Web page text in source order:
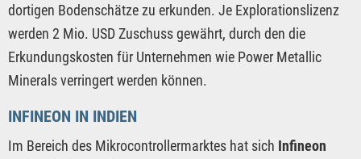
dortigen Bodenschätze zu erkunden. Je Explorationslizenz
werden 2 Mio. USD Zuschuss gewährt, durch den die
Erkundungskosten für Unternehmen wie Power Metallic
Minerals verringert werden können.
INFINEON IN INDIEN
Im Bereich des Mikrocontrollermarktes hat sich Infineon